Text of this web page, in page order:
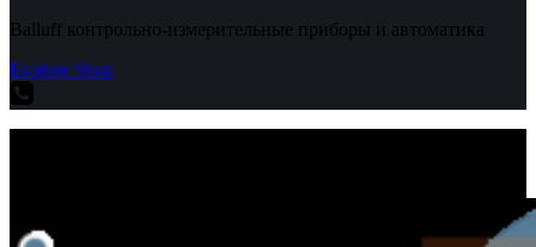
Balluff контрольно-измерительные приборы и автоматика
Explore Shop